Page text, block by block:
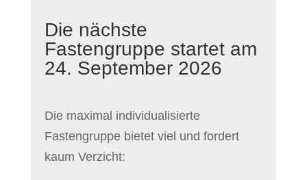
Die nächste
Fastengruppe startet am
24. September 2026
Die maximal individualisierte
Fastengruppe bietet viel und fordert
kaum Verzicht: